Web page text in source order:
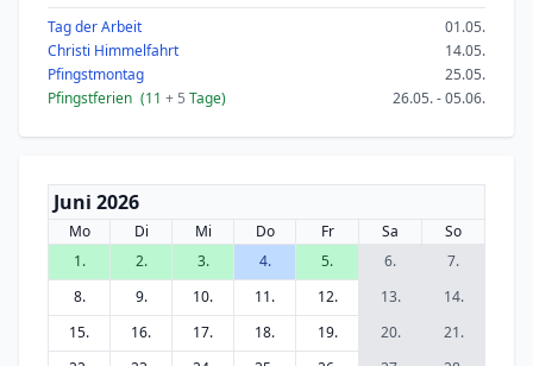
Tag der Arbeit
01.05.
Christi Himmelfahrt
14.05.
Pfingstmontag
25.05.
Pfingstferien (11 + 5 Tage) 26.05. - 05.06.
Juni 2026
Mo Di Mi Do Fr Sa
So
1.
2. 3. 4. 5. 6.
7.
8.
9. 10. 11. 12. 13.
14.
15.
16. 17. 18. 19. 20.
21.